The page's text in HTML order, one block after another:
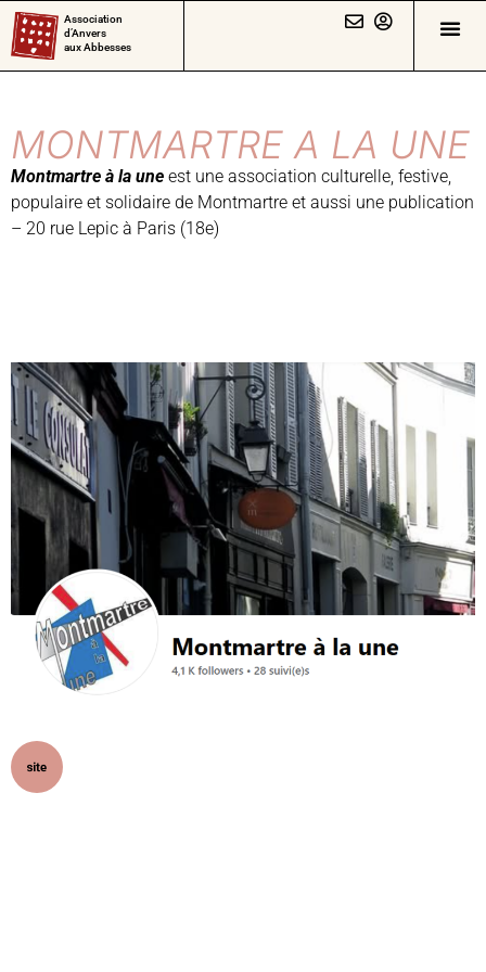
Association
d’Anvers
aux Abbesses
MONTMARTRE A LA UNE
Montmartre à la une est une association culturelle, festive,
populaire et solidaire de Montmartre et aussi une publication
– 20 rue Lepic à Paris (18e)